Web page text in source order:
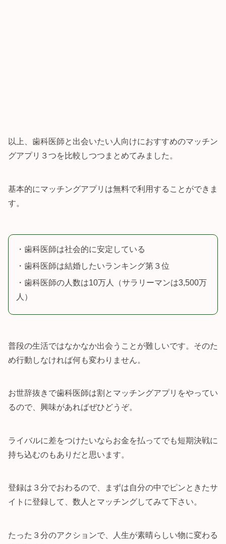
以上、歯科医師と出会いたい人向けにおすすめのマッチン
グアプリ３つを比較しつつまとめてみました。
基本的にマッチングアプリは無料で利用することができま
す。
・歯科医師は社会的に安定している
・歯科医師は結婚したいランキング第３位
・歯科医師の人数は10万人（サラリーマンは3,500万
人）
普段の生活ではなかなか出会うことが難しいです。そのた
め行動しなければ何も変わりません。
お世辞抜きで歯科医師は割とマッチングアプリをやってい
るので、興味があればぜひどうぞ。
ライバルに差をつけたいならお金を払ってでも短期決戦に
持ち込むのもありだと思います。
登録は３分でおわるので、まずは自分の中でピンときたサ
イトに登録して、数人とマッチングしてみて下さい。
たった３分のアクションで、人生が素晴らしい物に変わる